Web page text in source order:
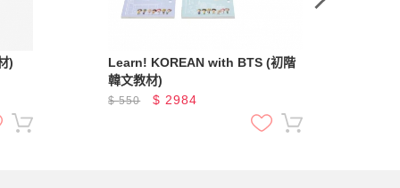
)
Learn! KOREAN with BTS (初階
韓文教材)
$550 $ 2984